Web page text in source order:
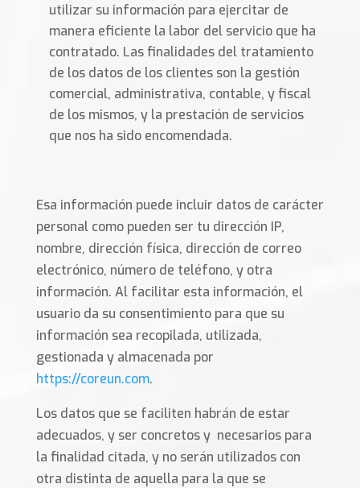
utilizar su información para ejercitar de
manera eficiente la labor del servicio que ha
contratado. Las finalidades del tratamiento
de los datos de los clientes son la gestión
comercial, administrativa, contable, y fiscal
de los mismos, y la prestación de servicios
que nos ha sido encomendada.
Esa información puede incluir datos de carácter
personal como pueden ser tu dirección IP,
nombre, dirección física, dirección de correo
electrónico, número de teléfono, y otra
información. Al facilitar esta información, el
usuario da su consentimiento para que su
información sea recopilada, utilizada,
gestionada y almacenada por
https://coreun.com.
Los datos que se faciliten habrán de estar
adecuados, y ser concretos y necesarios para
la finalidad citada, y no serán utilizados con
otra distinta de aquella para la que se